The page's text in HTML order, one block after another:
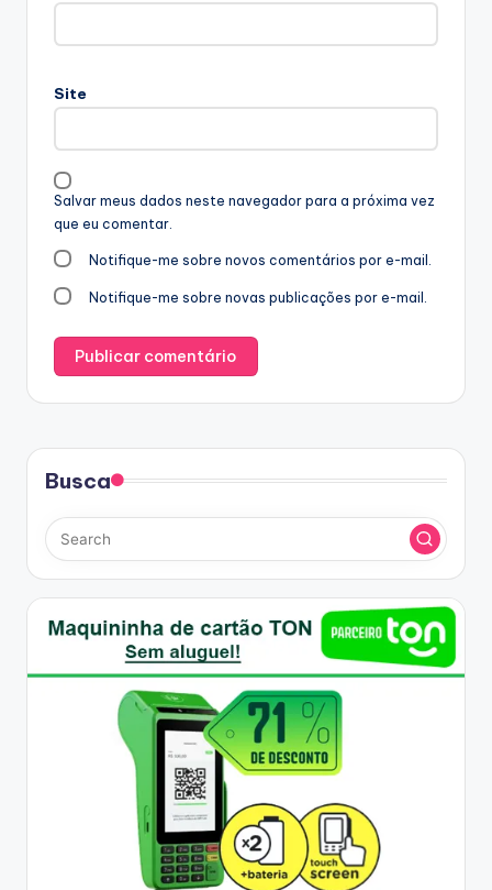
Site
Salvar meus dados neste navegador para a próxima vez
que eu comentar.
Notifique-me sobre novos comentários por e-mail.
Notifique-me sobre novas publicações por e-mail.
Busca